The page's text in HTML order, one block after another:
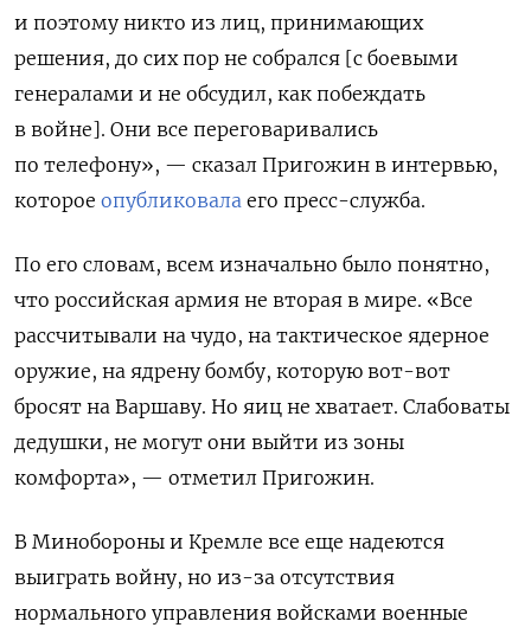
и поэтому никто из лиц, принимающих
решения, до сих пор не собрался [с боевыми
генералами и не обсудил, как побеждать
в войне]. Они все переговаривались
по телефону», — сказал Пригожин в интервью,
которое опубликовала его пресс-служба.
По его словам, всем изначально было понятно,
что российская армия не вторая в мире. «Все
рассчитывали на чудо, на тактическое ядерное
оружие, на ядрену бомбу, которую вот-вот
бросят на Варшаву. Но яиц не хватает. Слабоваты
дедушки, не могут они выйти из зоны
комфорта», — отметил Пригожин.
В Минобороны и Кремле все еще надеются
выиграть войну, но из-за отсутствия
нормального управления войсками военные